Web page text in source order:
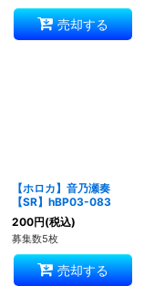
売却する
【ホロカ】音乃瀬奏
【SR】hBP03-083
200円(税込)
募集数5枚
売却する